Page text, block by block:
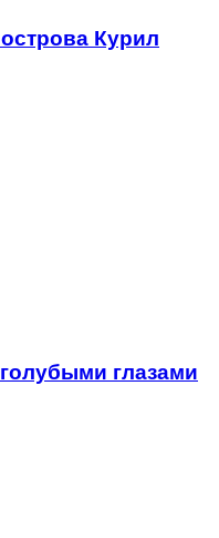
Курил
глазами